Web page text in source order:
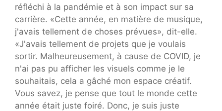
réfléchi à la pandémie et à son impact sur sa
carrière. «Cette année, en matière de musique,
j'avais tellement de choses prévues», dit-elle.
«J'avais tellement de projets que je voulais
sortir. Malheureusement, à cause de COVID, je
n'ai pas pu afficher les visuels comme je le
souhaitais, cela a gâché mon espace créatif.
Vous savez, je pense que tout le monde cette
année était juste foiré. Donc, je suis juste